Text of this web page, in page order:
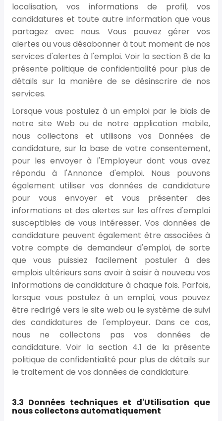
localisation, vos informations de profil, vos
candidatures et toute autre information que vous
partagez avec nous. Vous pouvez gérer vos
alertes ou vous désabonner à tout moment de nos
services d'alertes à l'emploi. Voir la section 8 de la
présente politique de confidentialité pour plus de
détails sur la manière de se désinscrire de nos
services.
Lorsque vous postulez à un emploi par le biais de
notre site Web ou de notre application mobile,
nous collectons et utilisons vos Données de
candidature, sur la base de votre consentement,
pour les envoyer à l'Employeur dont vous avez
répondu à l'Annonce d'emploi. Nous pouvons
également utiliser vos données de candidature
pour vous envoyer et vous présenter des
informations et des alertes sur les offres d'emploi
susceptibles de vous intéresser. Vos données de
candidature peuvent également être associées à
votre compte de demandeur d'emploi, de sorte
que vous puissiez facilement postuler à des
emplois ultérieurs sans avoir à saisir à nouveau vos
informations de candidature à chaque fois. Parfois,
lorsque vous postulez à un emploi, vous pouvez
être redirigé vers le site web ou le système de suivi
des candidatures de l'employeur. Dans ce cas,
nous ne collectons pas vos données de
candidature. Voir la section 4.1 de la présente
politique de confidentialité pour plus de détails sur
le traitement de vos données de candidature.
3.3 Données techniques et d'Utilisation que
nous collectons automatiquement